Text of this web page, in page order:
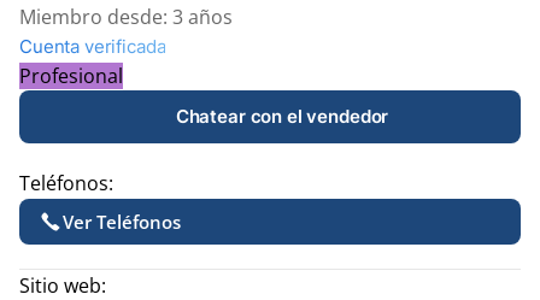
Miembro desde: 3 años
Cuenta verificada
Profesional
Chatear con el vendedor
Teléfonos:
Ver Teléfonos
Sitio web: